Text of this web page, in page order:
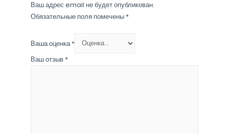
Ваш адрес email не будет опубликован.
Обязательные поля помечены *
Ваша оценка *
Ваш отзыв *